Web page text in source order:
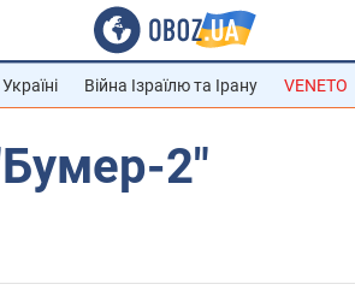
Війна Ізраїлю та Ірану VENETO
2"